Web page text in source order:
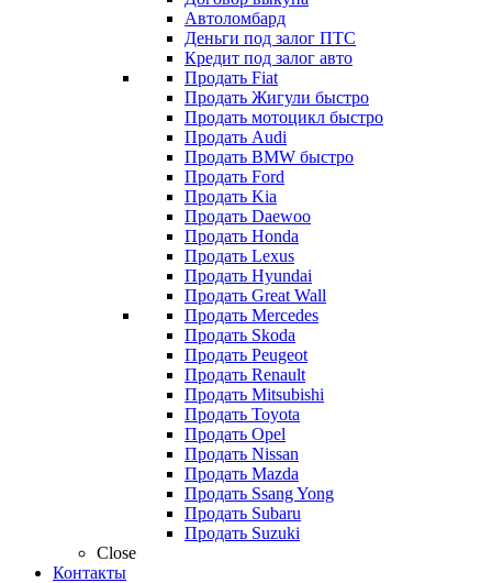
Автоломбард
Деньги под залог ПТС
Кредит под залог авто
Продать Fiat
Продать Жигули быстро
Продать мотоцикл быстро
Продать Audi
Продать BMW быстро
Продать Ford
Продать Kia
Продать Daewoo
Продать Honda
Продать Lexus
Продать Hyundai
Продать Great Wall
Продать Mercedes
Продать Skoda
Продать Peugeot
Продать Renault
Продать Mitsubishi
Продать Toyota
Продать Opel
Продать Nissan
Продать Mazda
Продать Ssang Yong
Продать Subaru
Продать Suzuki
Close
Контакты